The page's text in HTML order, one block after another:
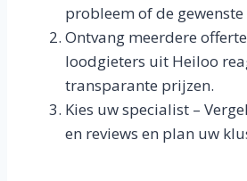
probleem of de
Ontvang meerdere
loodgieters uit Heiloo
transparante prijzen.
Kies uw specialist –
en reviews en plan uw